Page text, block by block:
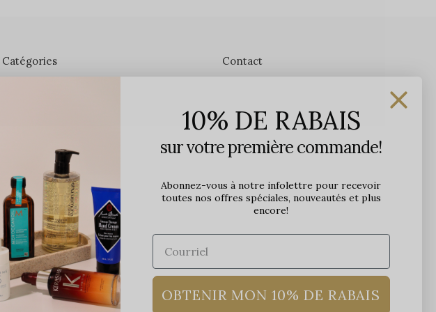
Catégories
Soins du visage
Maquillage
Bain et Corps
Bijoux
Contact
1650 avenue Jules-Verne, Local 103
G2G 2R1, Québec, Canada
Lundi: 9h - 17h
Mardi: 9h - 17h
Mercredi: 9h - 18h
Jeudi: 9h - 21h
Samedi: 9h à 17h
10% DE RABAIS
sur votre première commande!
Abonnez-vous à notre infolettre pour recevoir
toutes nos offres spéciales, nouveautés et plus
encore!
OBTENIR MON 10% DE RABAIS